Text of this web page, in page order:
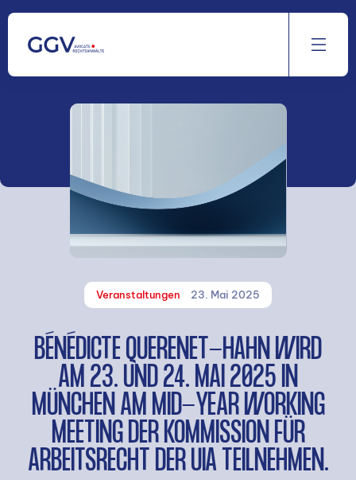
au
contenu
Veranstaltungen 23. Mai 2025
BÉNÉDICTE QUERENET-HAHN WIRD
AM 23. UND 24. MAI 2025 IN
MÜNCHEN AM MID-YEAR WORKING
MEETING DER KOMMISSION FÜR
ARBEITSRECHT DER UIA TEILNEHMEN.